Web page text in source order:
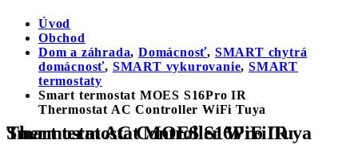
Úvod
Obchod
Dom a záhrada,Domácnosť, SMART chytrá
domácnosť, SMART vykurovanie,SMART
termostaty
Smart termostat MOES S16Pro IR
Thermostat AC Controller WiFi Tuya
Smart termostat MOES S16Pro IR Thermostat AC Controller WiFi Tuya